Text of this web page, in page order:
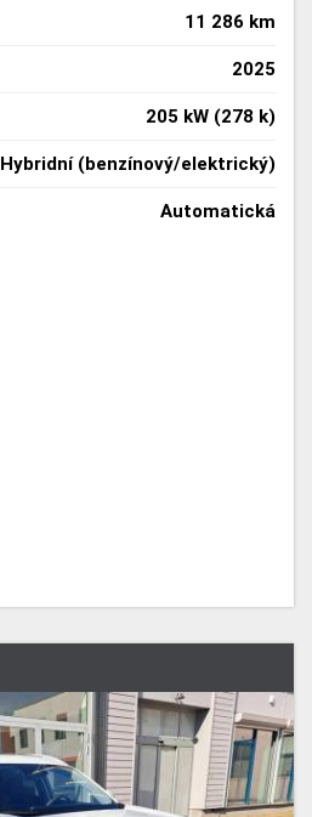
11 286 km
2025
205 kW (278 k)
Hybridní (benzínový/elektrický)
Automatická